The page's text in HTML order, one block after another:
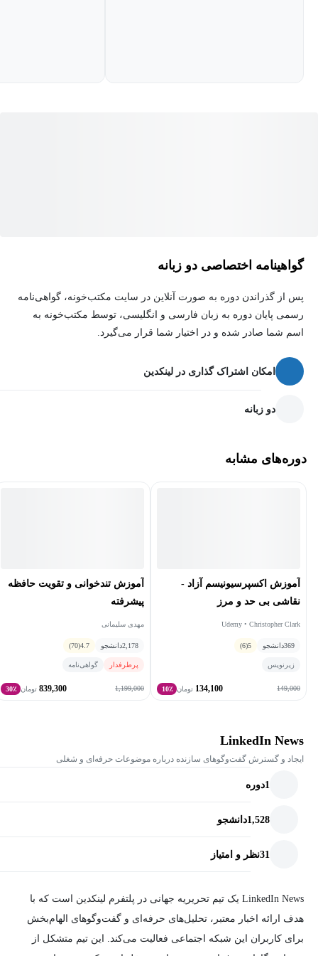
گواهینامه اختصاصی دو زبانه
پس از گذراندن دوره به صورت آنلاین در سایت مکتب‌خونه، گواهی‌نامه
رسمی پایان دوره به زبان فارسی و انگلیسی، توسط مکتب‌خونه به
اسم شما صادر شده و در اختیار شما قرار می‌گیرد.
امکان اشتراک گذاری در لینکدین
دو زبانه
دوره‌های مشابه
آموزش اکسپرسیونیسم آزاد -
نقاشی بی حد و مرز
Udemy • Christopher Clark
369دانشجو 5
(6)
زیرنویس
149,000
134,100 تومان 10٪
آموزش تندخوانی و تقویت حافظه
پیشرفته
مهدی سلیمانی
2,178دانشجو 4.7
(70)
پرطرفدار گواهی‌نامه
1,199,000
839,300 تومان 30٪
LinkedIn News
ایجاد و گسترش گفت‌وگوهای سازنده درباره موضوعات حرفه‌ای و شغلی
1دوره
1,528دانشجو
31نظر و امتیاز
LinkedIn News یک تیم تحریریه جهانی در پلتفرم لینکدین است که با
هدف ارائه اخبار معتبر، تحلیل‌های حرفه‌ای و گفت‌وگوهای الهام‌بخش
برای کاربران این شبکه اجتماعی فعالیت می‌کند. این تیم متشکل از